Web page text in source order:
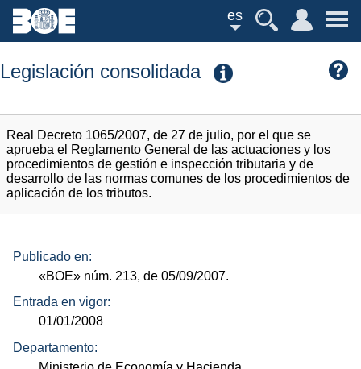
es
Legislación consolidada
Real Decreto 1065/2007, de 27 de julio, por el que se
aprueba el Reglamento General de las actuaciones y los
procedimientos de gestión e inspección tributaria y de
desarrollo de las normas comunes de los procedimientos de
aplicación de los tributos.
Publicado en:
«BOE» núm. 213, de 05/09/2007.
Entrada en vigor:
01/01/2008
Departamento: